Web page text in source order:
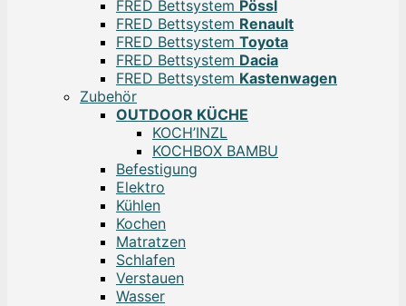
FRED Bettsystem Pössl
FRED Bettsystem Renault
FRED Bettsystem Toyota
FRED Bettsystem Dacia
FRED Bettsystem Kastenwagen
Zubehör
OUTDOOR KÜCHE
KOCH’INZL
KOCHBOX BAMBU
Befestigung
Elektro
Kühlen
Kochen
Matratzen
Schlafen
Verstauen
Wasser